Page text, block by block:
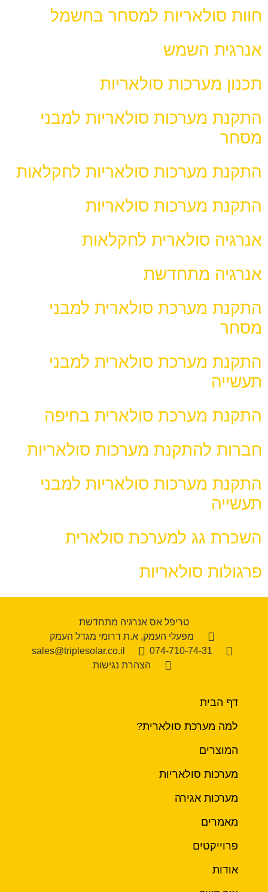
חוות סולאריות למסחר בחשמל
אנרגית השמש
תכנון מערכות סולאריות
התקנת מערכות סולאריות למבני
מסחר
התקנת מערכות סולאריות לחקלאות
התקנת מערכות סולאריות
אנרגיה סולארית לחקלאות
אנרגיה מתחדשת
התקנת מערכת סולארית למבני
מסחר
התקנת מערכת סולארית למבני
תעשייה
התקנת מערכת סולארית בחיפה
חברות להתקנת מערכות סולאריות
התקנת מערכות סולאריות למבני
תעשייה
השכרת גג למערכת סולארית
פרגולות סולאריות
טריפל אס אנרגיה מתחדשת
מפעלי העמק, א.ת דרומי מגדל העמק
074-710-74-31
sales@triplesolar.co.il
הצהרת נגישות
דף הבית
למה מערכת סולארית?
המוצרים
מערכות סולאריות
מערכות אגירה
מאמרים
פרוייקטים
אודות